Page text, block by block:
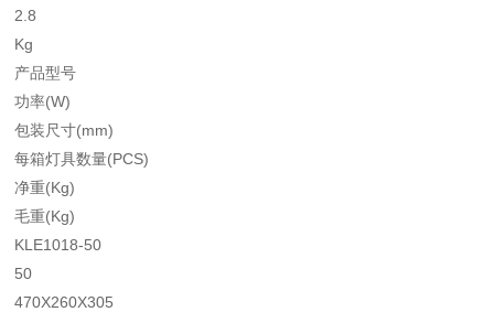
2.8
Kg
产品型号
功率(W)
包装尺寸(mm)
每箱灯具数量(PCS)
净重(Kg)
毛重(Kg)
KLE1018-50
50
470X260X305